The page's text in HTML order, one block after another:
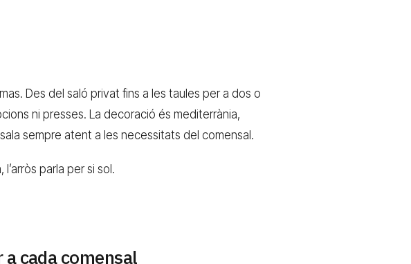
Des del saló privat fins a les taules per a dos o
ni presses. La decoració és mediterrània,
sempre atent a les necessitats del comensal.
parla per si sol.
cada comensal